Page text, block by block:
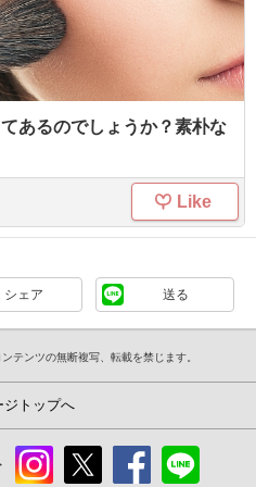
あるのでしょうか？素朴な
Like
シェア 送る
テンツの無断複写、転載を禁じます。
ジトップへ